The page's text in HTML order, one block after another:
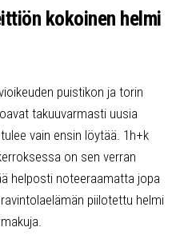
kokoinen helmi
puistikon ja torin
takuuvarmasti uusia
vain ensin löytää. 1h+k
on sen verran
helposti noteeraamatta jopa
piilotettu helmi